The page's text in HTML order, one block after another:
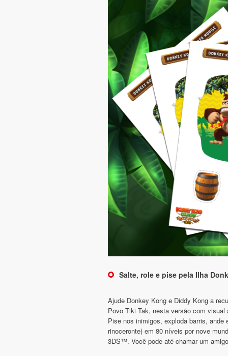
Salte, role e pise pela Ilha
Ajude Donkey Kong e Diddy Kong a
Povo Tiki Tak, nesta versão com
Pise nos inimigos, exploda barris,
rinoceronte) em 80 níveis por nove
3DS™. Você pode até chamar um